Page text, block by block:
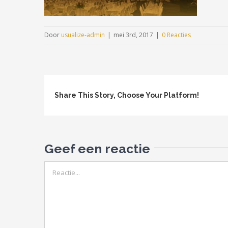
Door usualize-admin | mei 3rd, 2017 | 0 Reacties
Share This Story, Choose Your Platform!
Geef een reactie